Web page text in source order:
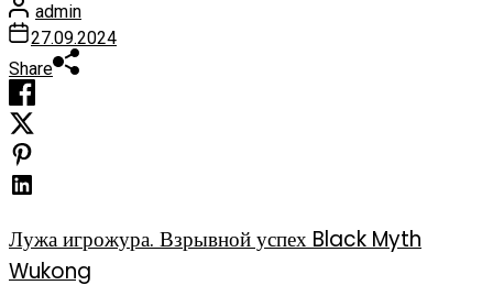
admin
27.09.2024
Share
Лужа игрожура. Взрывной успех Black Myth
Wukong